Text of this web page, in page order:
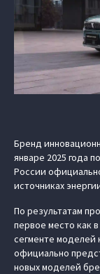
Бренд
январе 2025 года
России
источниках
По результатам
первое место как
сегменте моделей
официально
новых моделей